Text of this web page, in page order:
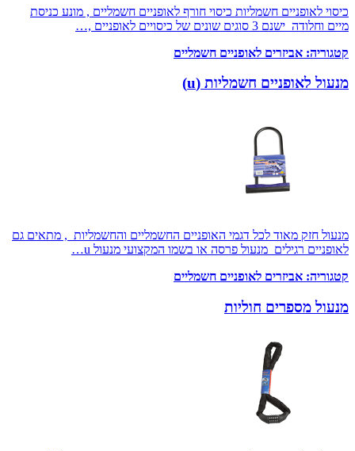
כיסוי לאופניים חשמליות כיסוי חורף לאופניים חשמליים , מונע כניסת
מיים וחלודה ישנם 3 סוגים שונים של כיסויים לאופניים ,…
קטגוריה: אביזרים לאופניים חשמליים
מנעול לאופניים חשמליות (u)
מנעול חזק מאוד לכל דגמי האופניים החשמליים והחשמליות , מתאים גם
לאופניים רגילים מנעול פרסה או בשמו המקצועי מנעול u…
קטגוריה: אביזרים לאופניים חשמליים
מנעול מספרים חוליות